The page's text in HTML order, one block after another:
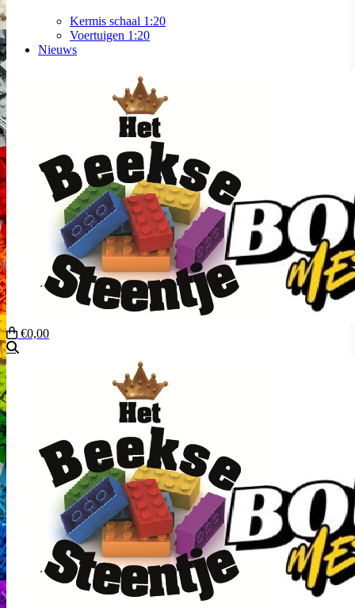
Kermis schaal 1:20
Voertuigen 1:20
Nieuws
€0,00